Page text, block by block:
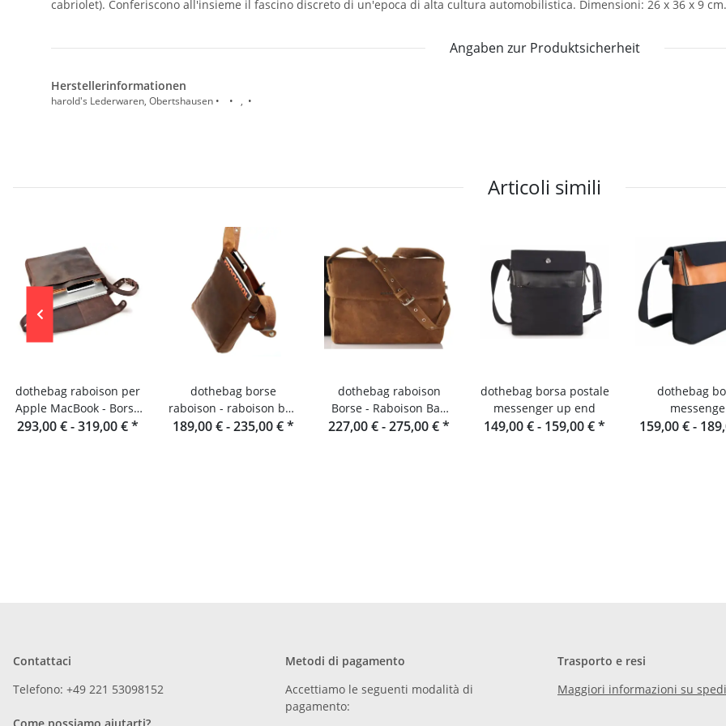
cabriolet). Conferiscono all'insieme il fascino discreto di un'epoca di alta cultura automobilistica. Dimensioni: 26 x 36 x 9 cm.
Angaben zur Produktsicherheit
Herstellerinformationen
harold's Lederwaren, Obertshausen • • , •
Articoli simili
dothebag raboison per
Apple MacBook - Borsa
per notebook in pelle
293,00 € -319,00 €*
dothebag borse
raboison - raboison bag
upend Formato
189,00 € -235,00 €*
dothebag raboison
Borse - Raboison Bag
Formato orizzontale
227,00 € -275,00 €*
dothebag borsa postale
messenger up end
149,00 € - 159,00 €*
dothebag
159,00 € -
Contattaci
Telefono: +49 221 53098152
Metodi di pagamento
Accettiamo le seguenti modalità di
pagamento:
Trasporto e resi
Maggiori informazioni su